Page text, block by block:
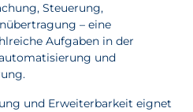
Steuerung,
– eine
Aufgaben in der
und
und Erweiterbarkeit eignet